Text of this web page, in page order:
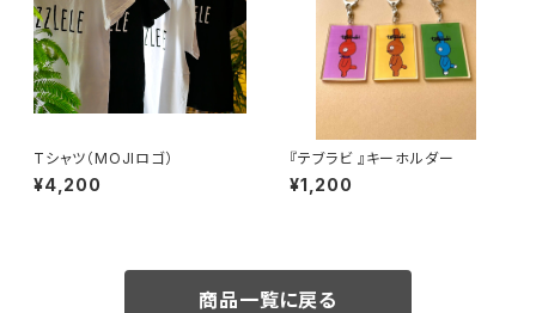
Tシャツ（MOJIロゴ）
¥4,200
『テブラビ 』キーホルダー
¥1,200
商品一覧に戻る